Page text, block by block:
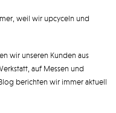
weil wir upcyceln und
wir unseren Kunden aus
auf Messen und
berichten wir immer aktuell